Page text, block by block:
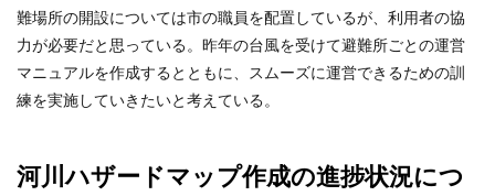
難場所の開設については市の職員を配置しているが、利用者の協
力が必要だと思っている。昨年の台風を受けて避難所ごとの運営
マニュアルを作成するとともに、スムーズに運営できるための訓
練を実施していきたいと考えている。
河川ハザードマップ作成の進捗状況につ